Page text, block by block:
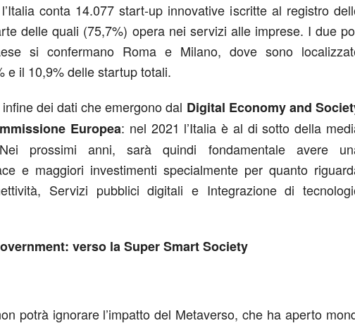
conta 14.077 start-up innovative iscritte al registro
delle quali (75,7%) opera nei servizi alle imprese. I due
si confermano Roma e Milano, dove sono
e il 10,9% delle startup totali.
dei dati che emergono dal Digital Economy and
Europea: nel 2021 l’Italia è al di sotto della
prossimi anni, sarà quindi fondamentale avere
e maggiori investimenti specialmente per quanto
Servizi pubblici digitali e Integrazione di
verso la Super Smart Society
potrà ignorare l’impatto del Metaverso, che ha aperto